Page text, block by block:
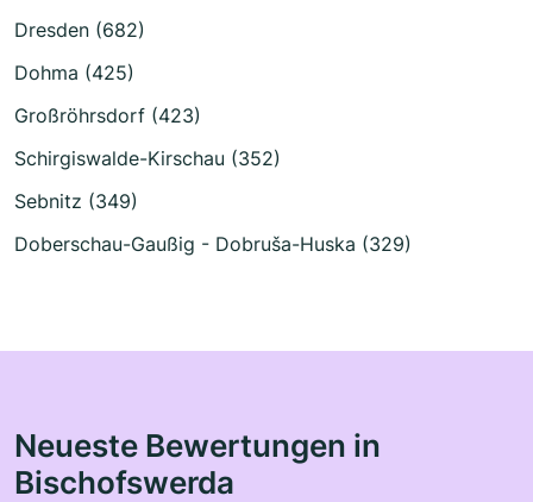
Dresden (682)
Dohma (425)
Großröhrsdorf (423)
Schirgiswalde-Kirschau (352)
Sebnitz (349)
Doberschau-Gaußig - Dobruša-Huska (329)
Neueste Bewertungen in
Bischofswerda